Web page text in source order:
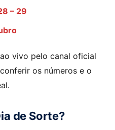
– 29
vivo pelo canal oficial
os números e o
de Sorte?